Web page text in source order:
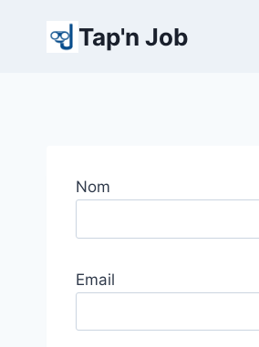
Tap'n Job
Nom
Email